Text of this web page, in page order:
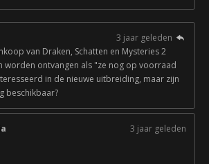
3 jaar geleden
van Draken, Schatten en Mysteries 2
worden ontvangen als "ze nog op voorraad
in de nieuwe uitbreiding, maar zijn
beschikbaar?
3 jaar geleden